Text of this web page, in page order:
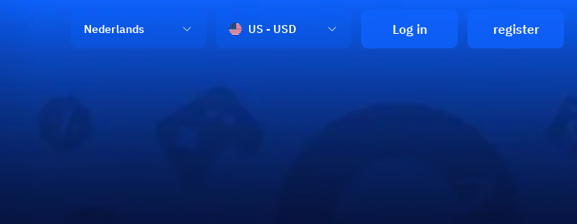
Nederlands US - USD Log in register